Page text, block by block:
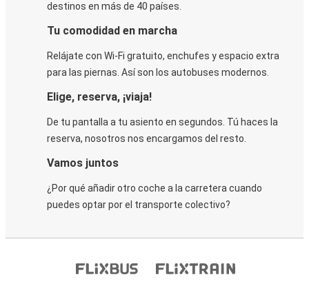
destinos en más de 40 países.
Tu comodidad en marcha
Relájate con Wi-Fi gratuito, enchufes y espacio extra
para las piernas. Así son los autobuses modernos.
Elige, reserva, ¡viaja!
De tu pantalla a tu asiento en segundos. Tú haces la
reserva, nosotros nos encargamos del resto.
Vamos juntos
¿Por qué añadir otro coche a la carretera cuando
puedes optar por el transporte colectivo?